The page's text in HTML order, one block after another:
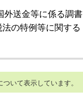
外送金等に係る調書
の特例等に関する
いて表示しています。